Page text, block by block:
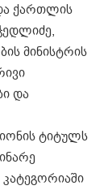
ქართლის
მინისტრის
და
ტიტულს